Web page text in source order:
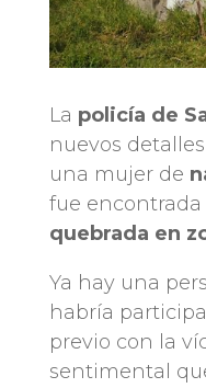
La policía de
nuevos
una mujer de
fue encontrada
quebrada en
Ya hay una
habría
previo con la
sentimental